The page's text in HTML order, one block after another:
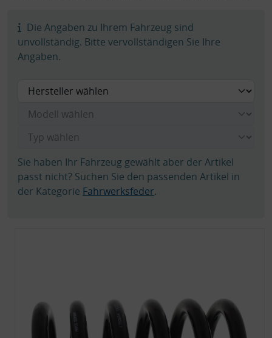
Die Angaben zu Ihrem Fahrzeug sind
unvollständig. Bitte vervollständigen Sie Ihre
Angaben.
Sie haben Ihr Fahrzeug gewählt aber der Artikel
passt nicht? Suchen Sie den passenden Artikel in
der Kategorie Fahrwerksfeder.